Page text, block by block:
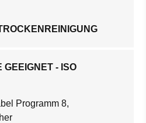
GEEIGNET - ISO
Programm 8,